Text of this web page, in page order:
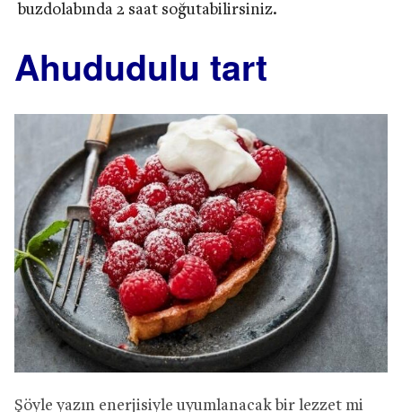
buzdolabında 2 saat soğutabilirsiniz.
Ahududulu tart
Şöyle yazın enerjisiyle uyumlanacak bir lezzet mi